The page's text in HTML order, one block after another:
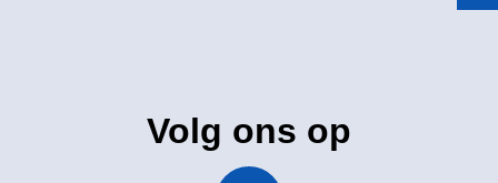
Volg ons op